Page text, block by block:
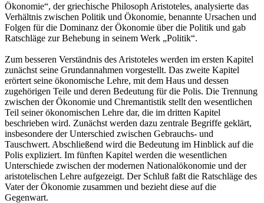
Ökonomie“, der griechische Philosoph Aristoteles, analysierte das
Verhältnis zwischen Politik und Ökonomie, benannte Ursachen und
Folgen für die Dominanz der Ökonomie über die Politik und gab
Ratschläge zur Behebung in seinem Werk „Politik“.
Zum besseren Verständnis des Aristoteles werden im ersten Kapitel
zunächst seine Grundannahmen vorgestellt. Das zweite Kapitel
erörtert seine ökonomische Lehre, mit dem Haus und dessen
zugehörigen Teile und deren Bedeutung für die Polis. Die Trennung
zwischen der Ökonomie und Chremantistik stellt den wesentlichen
Teil seiner ökonomischen Lehre dar, die im dritten Kapitel
beschrieben wird. Zunächst werden dazu zentrale Begriffe geklärt,
insbesondere der Unterschied zwischen Gebrauchs- und
Tauschwert. Abschließend wird die Bedeutung im Hinblick auf die
Polis expliziert. Im fünften Kapitel werden die wesentlichen
Unterschiede zwischen der modernen Nationalökonomie und der
aristotelischen Lehre aufgezeigt. Der Schluß faßt die Ratschläge des
Vater der Ökonomie zusammen und bezieht diese auf die
Gegenwart.